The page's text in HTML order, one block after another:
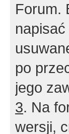
Forum.
po
jego
3. Na
wersji,